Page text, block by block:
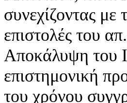
συνεχίζοντας με
επιστολές του
Αποκάλυψη του
επιστημονική
του χρόνου